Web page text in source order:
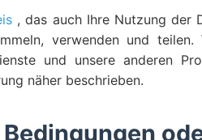
, das auch Ihre Nutzung der
verwenden und teilen.
und unsere anderen
näher beschrieben.